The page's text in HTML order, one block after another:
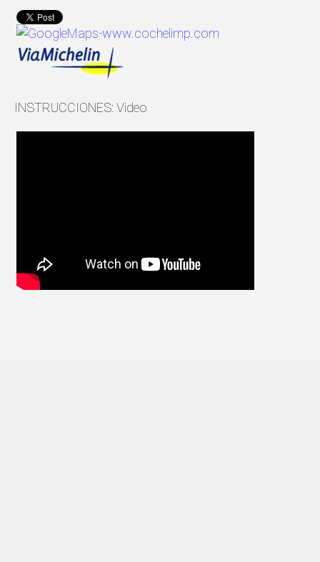
INSTRUCCIONES: Video